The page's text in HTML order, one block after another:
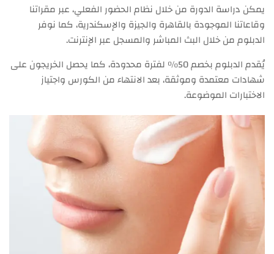
يمكن دراسة الدورة من خلال نظام الحضور الفعلي، عبر مقراتنا
وقاعاتنا الموجودة بالقاهرة والجيزة والإسكندرية، كما نوفر
الدبلوم من خلال البث المباشر والمسجل عبر الإنترنت.
يُقدم الدبلوم بخصم 50% لفترة محدودة، كما يحصل الخريجون على
شهادات معتمدة وموثقة، بعد الانتهاء من الكورس واجتياز
الاختبارات الموضوعة.